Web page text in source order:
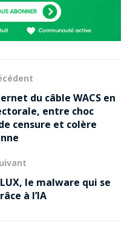
du câble WACS en
entre choc
censure et colère
le malware qui se
à l’IA